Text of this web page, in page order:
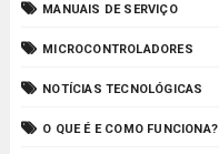
MANUAIS DE SERVIÇO
MICROCONTROLADORES
NOTÍCIAS TECNOLÓGICAS
O QUE É E COMO FUNCIONA?